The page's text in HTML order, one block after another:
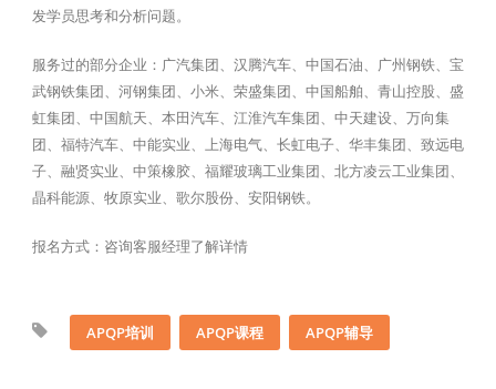
发学员思考和分析问题。
服务过的部分企业：广汽集团、汉腾汽车、中国石油、广州钢铁、宝
武钢铁集团、河钢集团、小米、荣盛集团、中国船舶、青山控股、盛
虹集团、中国航天、本田汽车、江淮汽车集团、中天建设、万向集
团、福特汽车、中能实业、上海电气、长虹电子、华丰集团、致远电
子、融贤实业、中策橡胶、福耀玻璃工业集团、北方凌云工业集团、
晶科能源、牧原实业、歌尔股份、安阳钢铁。
报名方式：咨询客服经理了解详情
APQP培训 APQP课程 APQP辅导